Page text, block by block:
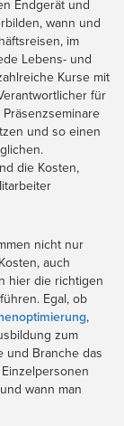
Endgerät und
wann und
im
Lebens- und
Kurse mit
für
und so einen
die Kosten,
nicht nur
auch
hier die richtigen
Egal, ob
,
zum
und Branche das
wann man